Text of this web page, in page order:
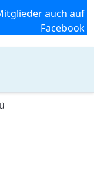
auch auf
Facebook